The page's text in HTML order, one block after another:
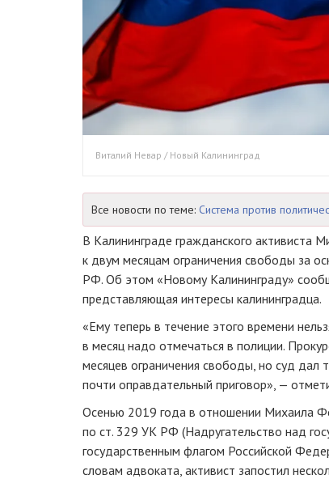
Виталий Невар / Новый Калининград
Все новости по теме: Система против
В Калининграде гражданского активиста
к двум месяцам ограничения свободы за
РФ. Об этом «Новому Калининграду»
представляющая интересы калининградца.
«Ему теперь в течение этого времени
в месяц надо отмечаться в полиции.
месяцев ограничения свободы, но суд
почти оправдательный приговор», —
Осенью 2019 года в отношении Михаила
по ст. 329 УК РФ (Надругательство над
государственным флагом Российской
словам адвоката, активист запостил